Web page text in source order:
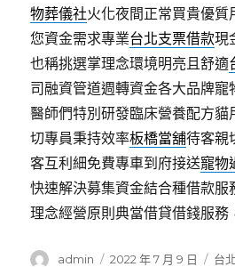
物葬儀社火化夜間正常買貴優
您資金需求專業台北支票借款現
也稱挑選掌理念環境明亮且舒適
司融資管道週轉資金各大品牌寵
醫師們特別研發臨床營養配方貓
切專員秉持效率板橋當舖待客親
客互利細免費專車到府接送寵物
快速解決募集資金結合種借款服
理念經營原則典當借貸借錢服務
作
admin
發
2022 年 7 月 9 日
分
台